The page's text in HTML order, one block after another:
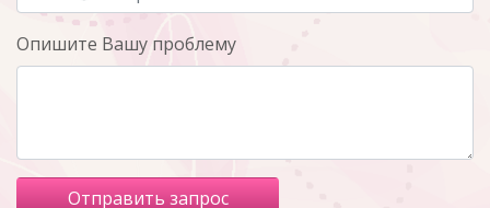
Опишите Вашу проблему